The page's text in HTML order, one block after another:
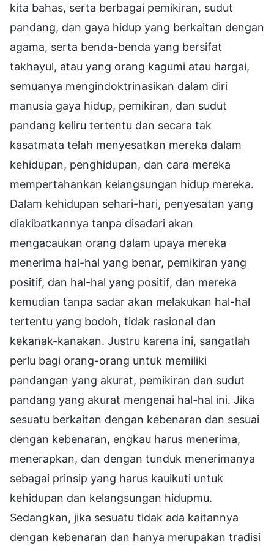
kita bahas, serta berbagai pemikiran, sudut
pandang, dan gaya hidup yang berkaitan dengan
agama, serta benda-benda yang bersifat
takhayul, atau yang orang kagumi atau hargai,
semuanya mengindoktrinasikan dalam diri
manusia gaya hidup, pemikiran, dan sudut
pandang keliru tertentu dan secara tak
kasatmata telah menyesatkan mereka dalam
kehidupan, penghidupan, dan cara mereka
mempertahankan kelangsungan hidup mereka.
Dalam kehidupan sehari-hari, penyesatan yang
diakibatkannya tanpa disadari akan
mengacaukan orang dalam upaya mereka
menerima hal-hal yang benar, pemikiran yang
positif, dan hal-hal yang positif, dan mereka
kemudian tanpa sadar akan melakukan hal-hal
tertentu yang bodoh, tidak rasional dan
kekanak-kanakan. Justru karena ini, sangatlah
perlu bagi orang-orang untuk memiliki
pandangan yang akurat, pemikiran dan sudut
pandang yang akurat mengenai hal-hal ini. Jika
sesuatu berkaitan dengan kebenaran dan sesuai
dengan kebenaran, engkau harus menerima,
menerapkan, dan dengan tunduk menerimanya
sebagai prinsip yang harus kauikuti untuk
kehidupan dan kelangsungan hidupmu.
Sedangkan, jika sesuatu tidak ada kaitannya
dengan kebenaran dan hanya merupakan tradisi